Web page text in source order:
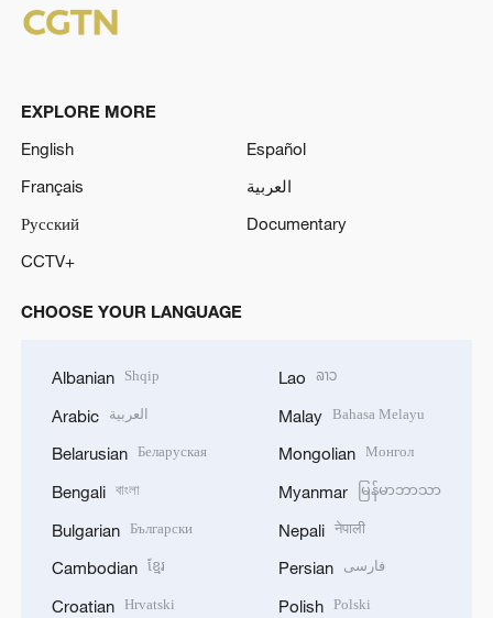
EXPLORE MORE
English
Español
Français
العربية
Русский
Documentary
CCTV+
CHOOSE YOUR LANGUAGE
Albanian Shqip
Arabic العربية
Belarusian Беларуская
Bengali বাংলা
Bulgarian Български
Cambodian ខ្មែរ
Croatian Hrvatski
Lao ລາວ
Malay Bahasa Melayu
Mongolian Монгол
Myanmar မြန်မာဘာသာ
Nepali नेपाली
Persian فارسی
Polish Polski